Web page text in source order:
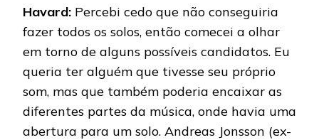
Havard: Percebi cedo que não conseguiria
fazer todos os solos, então comecei a olhar
em torno de alguns possíveis candidatos. Eu
queria ter alguém que tivesse seu próprio
som, mas que também poderia encaixar as
diferentes partes da música, onde havia uma
abertura para um solo. Andreas Jonsson (ex-